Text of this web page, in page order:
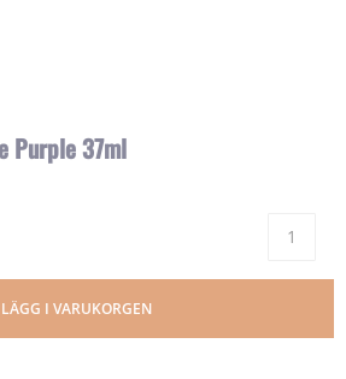
Purple 37ml
LÄGG I VARUKORGEN